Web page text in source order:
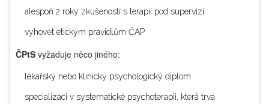
alespoň 2 roky zkušeností s terapií pod supervizí
vyhovět etickým pravidlům ČAP
ČPtS vyžaduje něco jiného:
lékařský nebo klinický psychologický diplom
specializaci v systematické psychoterapii, která trvá